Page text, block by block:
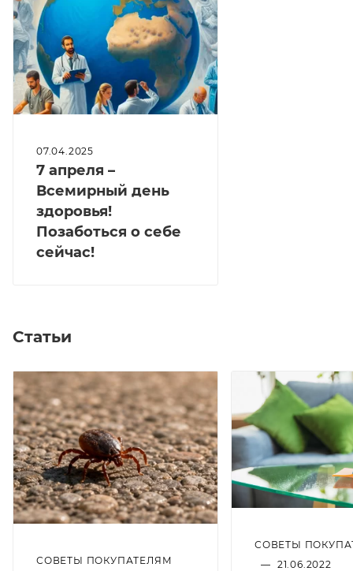
07.04.2025
7 апреля –
Всемирный день
здоровья!
Позаботься о себе
сейчас!
Статьи
СОВЕТЫ ПОКУПАТЕЛЯМ
СОВЕТЫ
— 21.06.2022